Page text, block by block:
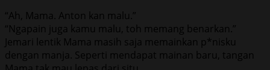
“Ah, Mama. Anton kan malu.”
“Ngapain juga kamu malu, toh memang benarkan.”
Jemari lentik Mama masih saja memainkan p*nisku
dengan manja. Seperti mendapat mainan baru, tangan